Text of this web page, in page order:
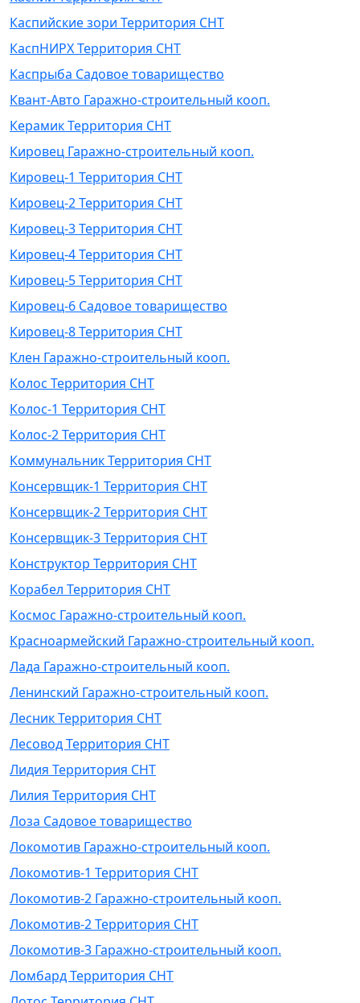
Каспийские зори Территория СНТ
КаспНИРХ Территория СНТ
Каспрыба Садовое товарищество
Квант-Авто Гаражно-строительный кооп.
Керамик Территория СНТ
Кировец Гаражно-строительный кооп.
Кировец-1 Территория СНТ
Кировец-2 Территория СНТ
Кировец-3 Территория СНТ
Кировец-4 Территория СНТ
Кировец-5 Территория СНТ
Кировец-6 Садовое товарищество
Кировец-8 Территория СНТ
Клен Гаражно-строительный кооп.
Колос Территория СНТ
Колос-1 Территория СНТ
Колос-2 Территория СНТ
Коммунальник Территория СНТ
Консервщик-1 Территория СНТ
Консервщик-2 Территория СНТ
Консервщик-3 Территория СНТ
Конструктор Территория СНТ
Корабел Территория СНТ
Космос Гаражно-строительный кооп.
Красноармейский Гаражно-строительный кооп.
Лада Гаражно-строительный кооп.
Ленинский Гаражно-строительный кооп.
Лесник Территория СНТ
Лесовод Территория СНТ
Лидия Территория СНТ
Лилия Территория СНТ
Лоза Садовое товарищество
Локомотив Гаражно-строительный кооп.
Локомотив-1 Территория СНТ
Локомотив-2 Гаражно-строительный кооп.
Локомотив-2 Территория СНТ
Локомотив-3 Гаражно-строительный кооп.
Ломбард Территория СНТ